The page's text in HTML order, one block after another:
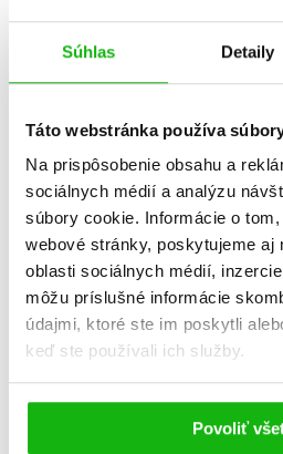
Súhlas Detaily
Táto webstránka používa
Na prispôsobenie obsahu a
sociálnych médií a analýzu
súbory cookie. Informácie o
webové stránky, poskytujeme aj
oblasti sociálnych médií,
môžu príslušné informácie
údajmi, ktoré ste im poskytli
keď ste používali ich služby.
Povoliť
Traktor Leonard na ceste
za dobrodružstvom (2.
akosť)
Suza Kolbová
6,50 €
Do košíka
Zobrazujem 1 až 4 z celkových 4